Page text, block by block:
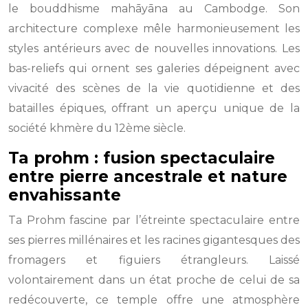
le bouddhisme mahāyāna au Cambodge. Son
architecture complexe mêle harmonieusement les
styles antérieurs avec de nouvelles innovations. Les
bas-reliefs qui ornent ses galeries dépeignent avec
vivacité des scènes de la vie quotidienne et des
batailles épiques, offrant un aperçu unique de la
société khmère du 12ème siècle.
Ta prohm : fusion spectaculaire
entre pierre ancestrale et nature
envahissante
Ta Prohm fascine par l’étreinte spectaculaire entre
ses pierres millénaires et les racines gigantesques des
fromagers et figuiers étrangleurs. Laissé
volontairement dans un état proche de celui de sa
redécouverte, ce temple offre une atmosphère